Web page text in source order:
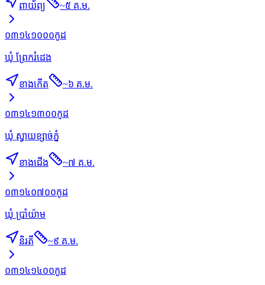
ពាយ័ព្យ ~៥ គ.ម.
០៣១៤១០០០កូដ
ឃុំ ព្រែករំដេង
ខាងកើត ~៦ គ.ម.
០៣១៤១៣០០កូដ
ឃុំ ស្វាយខ្សាច់ភ្នំ
ខាងជើង ~៧ គ.ម.
០៣១៤០៧០០កូដ
ឃុំ ប្រាំយ៉ាម
និរតី ~៩ គ.ម.
០៣១៤១៤០០កូដ